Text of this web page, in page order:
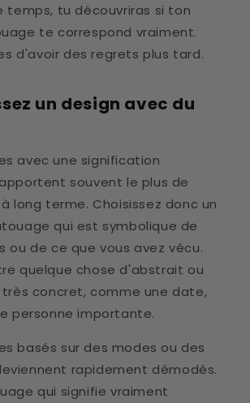
temps, tu découvriras si ton
te correspond vraiment.
d'avoir des regrets plus tard.
un design avec du
avec une signification
souvent le plus de
long terme. Choisissez donc un
qui est symbolique de
ou de ce que vous avez vécu.
quelque chose d'abstrait ou
concret, comme une date,
personne importante.
basés sur des modes ou des
rapidement démodés.
qui signifie vraiment